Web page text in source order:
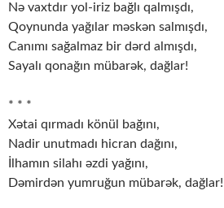
Nə vaxtdır yol-iriz bağlı qalmışdı,
Qoynunda yağılar məskən salmışdı,
Canımı sağalmaz bir dərd almışdı,
Sayalı qonağın mübarək, dağlar!
* * *
Xətai qırmadı könül bağını,
Nadir unutmadı hicran dağını,
İlhamın silahı əzdi yağını,
Dəmirdən yumruğun mübarək, dağlar!